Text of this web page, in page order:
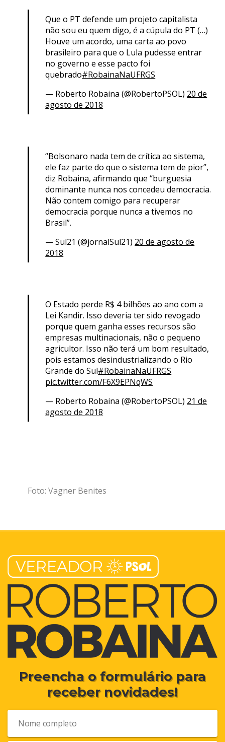
Que o PT defende um projeto capitalista
não sou eu quem digo, é a cúpula do PT (…)
Houve um acordo, uma carta ao povo
brasileiro para que o Lula pudesse entrar
no governo e esse pacto foi
quebrado#RobainaNaUFRGS
— Roberto Robaina (@RobertoPSOL) 20 de
agosto de 2018
“Bolsonaro nada tem de crítica ao sistema,
ele faz parte do que o sistema tem de pior”,
diz Robaina, afirmando que “burguesia
dominante nunca nos concedeu democracia.
Não contem comigo para recuperar
democracia porque nunca a tivemos no
Brasil”.
— Sul21 (@jornalSul21) 20 de agosto de
2018
O Estado perde R$ 4 bilhões ao ano com a
Lei Kandir. Isso deveria ter sido revogado
porque quem ganha esses recursos são
empresas multinacionais, não o pequeno
agricultor. Isso não terá um bom resultado,
pois estamos desindustrializando o Rio
Grande do Sul#RobainaNaUFRGS
pic.twitter.com/F6X9EPNqWS
— Roberto Robaina (@RobertoPSOL) 21 de
agosto de 2018
Foto: Vagner Benites
Preencha o formulário para
receber novidades!